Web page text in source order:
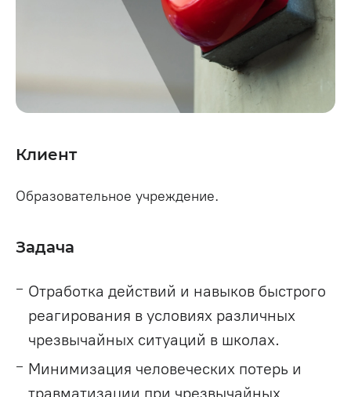
Клиент
Образовательное учреждение.
Задача
Отработка действий и навыков быстрого
реагирования в условиях различных
чрезвычайных ситуаций в школах.
Минимизация человеческих потерь и
травматизации при чрезвычайных